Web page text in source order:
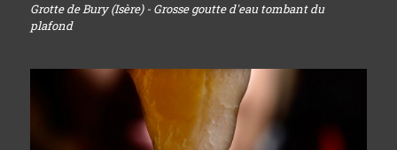
Grotte de Bury (Isère) - Grosse goutte d'eau tombant du
plafond